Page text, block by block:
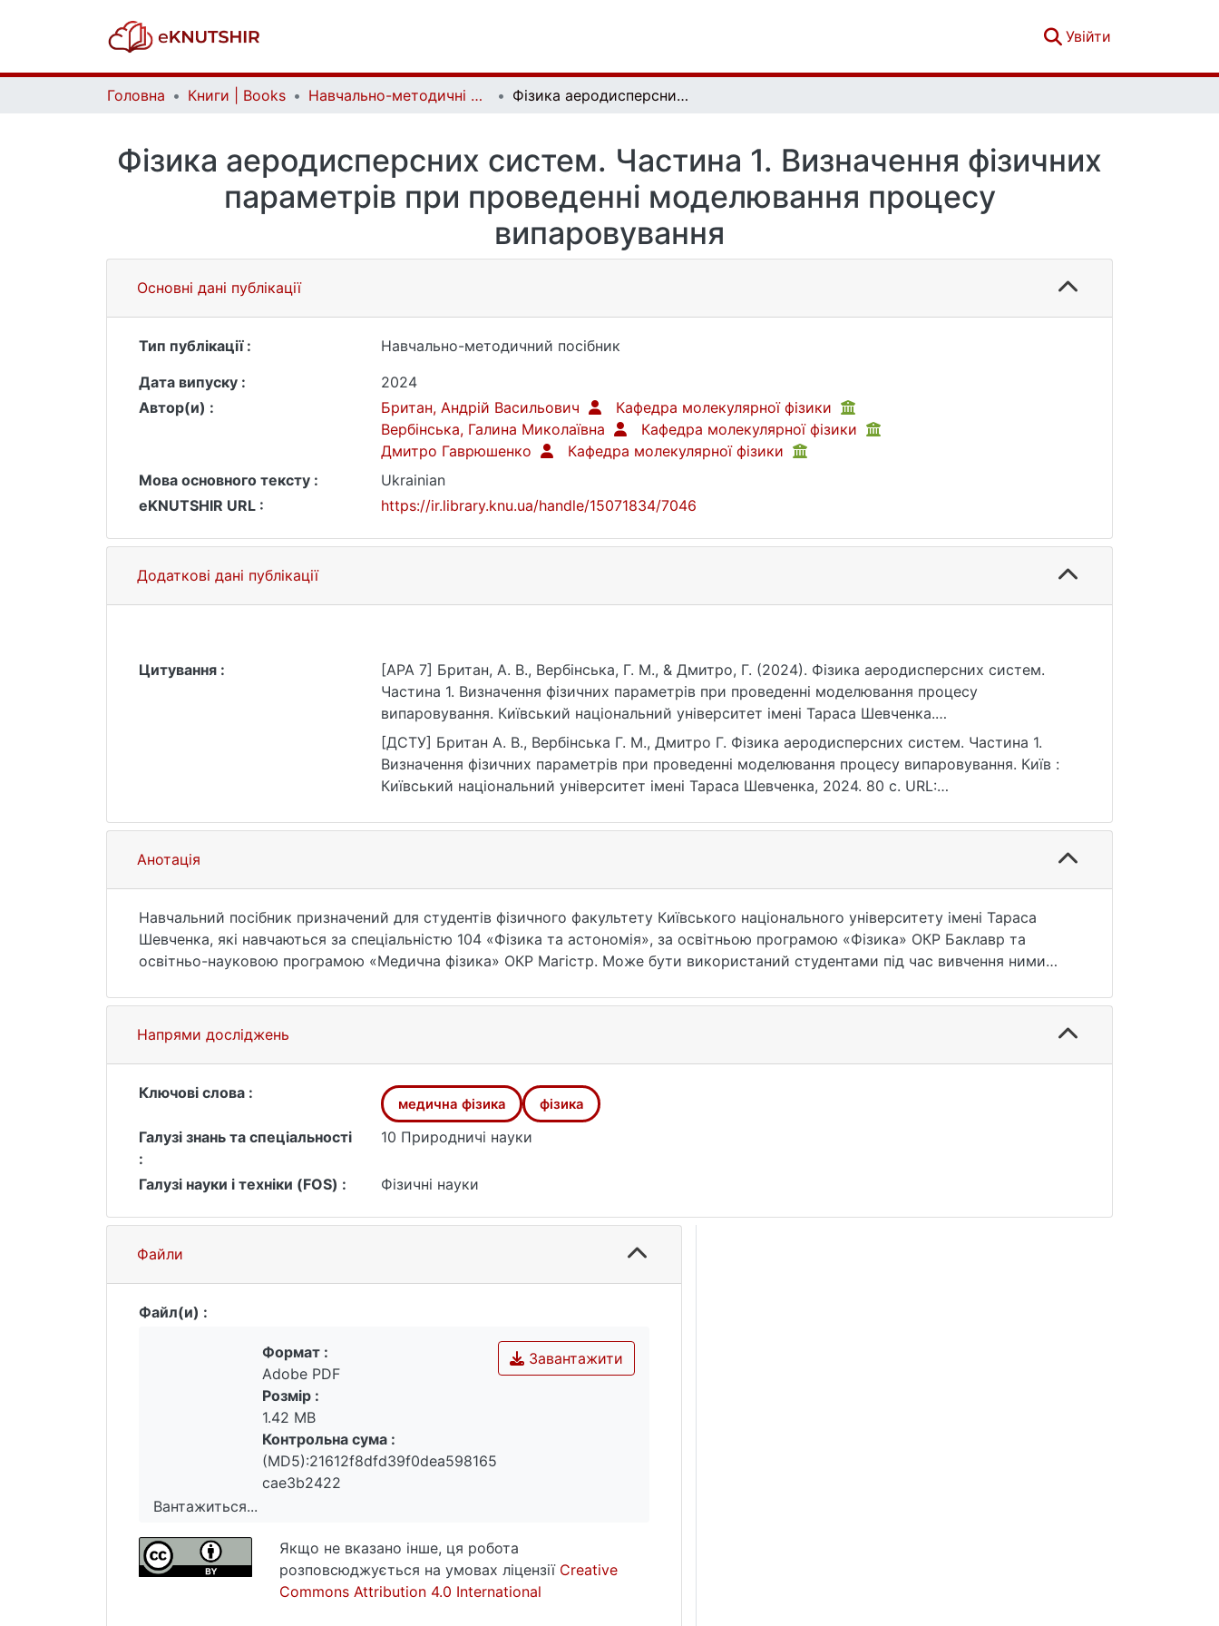
Увійти
Головна Книги | Books Навчально-методичні посібники | Educational and methodological complexes Фізика аеродисперсних систем. Частина 1. Визначення фізичних параметрів при проведенні моделювання процесу випаровування
Фізика аеродисперсних систем. Частина 1. Визначення фізичних
параметрів при проведенні моделювання процесу
випаровування
Основні дані публікації
Тип публікації :
Навчально-методичний посібник
Дата випуску :
2024
Автор(и) :
Британ, Андрій Васильович
Кафедра молекулярної фізики
Вербінська, Галина Миколаївна
Кафедра молекулярної фізики
Дмитро Гаврюшенко
Кафедра молекулярної фізики
Мова основного тексту :
Ukrainian
eKNUTSHIR URL :
https://ir.library.knu.ua/handle/15071834/7046
Додаткові дані публікації
Цитування :
[APA 7] Британ, А. В., Вербінська, Г. М., & Дмитро, Г. (2024). Фізика аеродисперсних систем.
Частина 1. Визначення фізичних параметрів при проведенні моделювання процесу
випаровування. Київський національний університет імені Тараса Шевченка.
https://ir.library.knu.ua/handle/15071834/7046
[ДСТУ] Британ А. В., Вербінська Г. М., Дмитро Г. Фізика аеродисперсних систем. Частина 1.
Визначення фізичних параметрів при проведенні моделювання процесу випаровування. Київ :
Київський національний університет імені Тараса Шевченка, 2024. 80 с. URL:
Анотація
Навчальний посібник призначений для студентів фізичного факультету Київського національного університету імені Тараса
Шевченка, які навчаються за спеціальністю 104 «Фізика та астономія», за освітньою програмою «Фізика» ОКР Баклавр та
освітньо-науковою програмою «Медична фізика» ОКР Магістр. Може бути використаний студентами під час вивчення ними
“Експериментальні методи досліджень в медичній фізиці”.
Напрями досліджень
Ключові слова :
медична фізика фізика
Галузі знань та спеціальності
:
10 Природничі науки
Галузі науки і техніки (FOS) : Фізичні науки
Файли
Файл(и) :
Вантажиться...
Вантажиться...
Завантажити
Формат :
Adobe PDF
Розмір :
1.42 MB
Контрольна сума :
(MD5):21612f8dfd39f0dea598165
cae3b2422
Якщо не вказано інше, ця робота
розповсюджується на умовах ліцензії Creative
Commons Attribution 4.0 International